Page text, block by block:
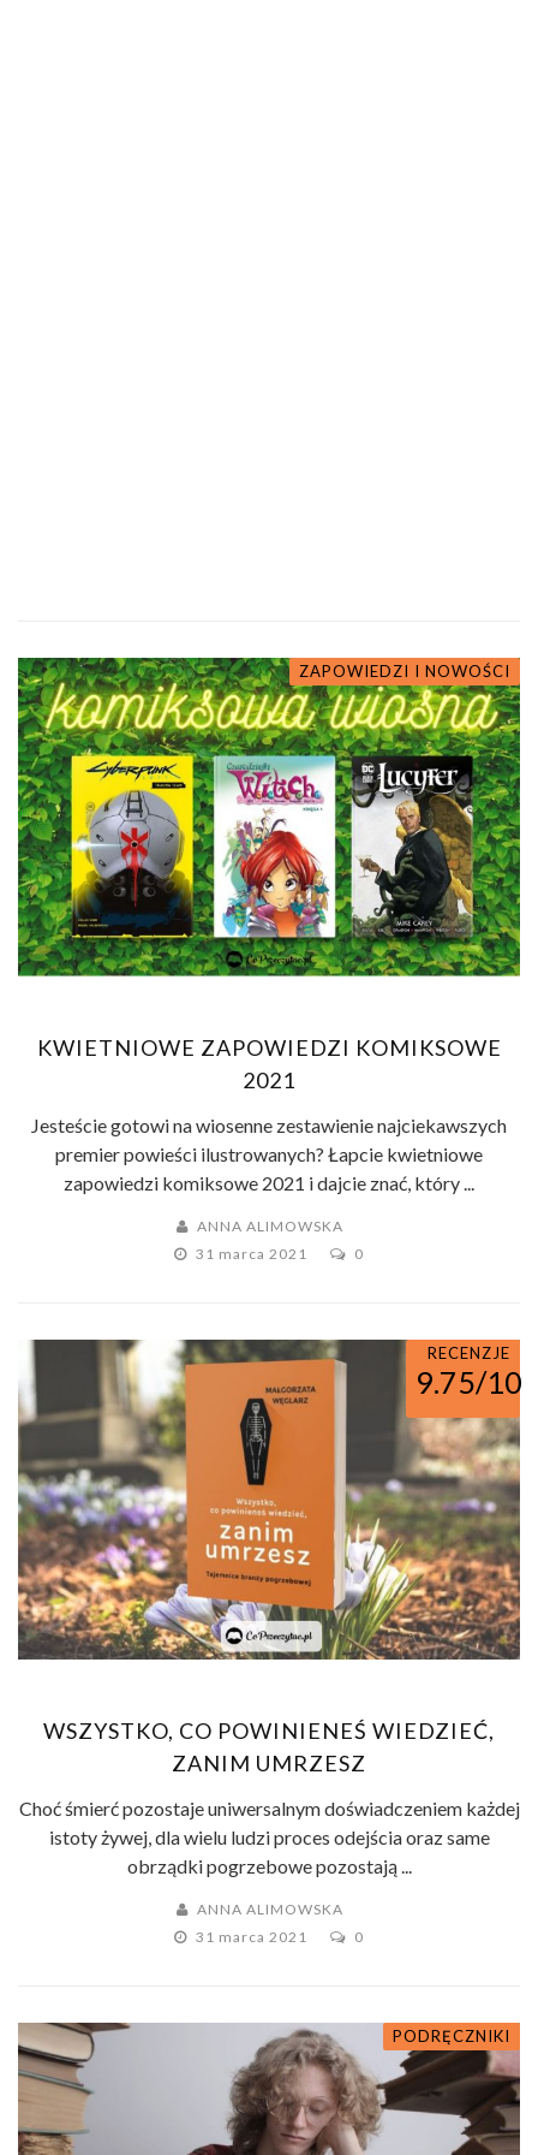
ZAPOWIEDZI I NOWOŚCI
KWIETNIOWE ZAPOWIEDZI KOMIKSOWE
2021
Jesteście gotowi na wiosenne zestawienie najciekawszych
premier powieści ilustrowanych? Łapcie kwietniowe
zapowiedzi komiksowe 2021 i dajcie znać, który ...
ANNA ALIMOWSKA
31 marca 2021
0
RECENZJE
9.75/10
WSZYSTKO, CO POWINIENEŚ WIEDZIEĆ,
ZANIM UMRZESZ
Choć śmierć pozostaje uniwersalnym doświadczeniem każdej
istoty żywej, dla wielu ludzi proces odejścia oraz same
obrządki pogrzebowe pozostają ...
ANNA ALIMOWSKA
31 marca 2021
0
PODRĘCZNIKI